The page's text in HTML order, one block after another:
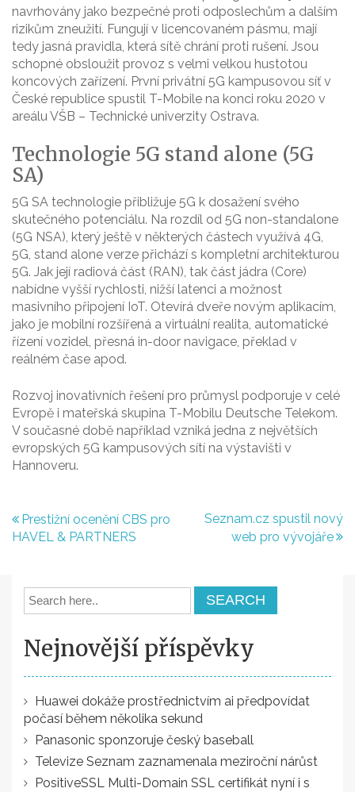
navrhovány jako bezpečné proti odposlechům a dalším
rizikům zneužití. Fungují v licencovaném pásmu, mají
tedy jasná pravidla, která sítě chrání proti rušení. Jsou
schopné obsloužit provoz s velmi velkou hustotou
koncových zařízení. První privátní 5G kampusovou síť v
České republice spustil T-Mobile na konci roku 2020 v
areálu VŠB – Technické univerzity Ostrava.
Technologie 5G stand alone (5G
SA)
5G SA technologie přibližuje 5G k dosažení svého
skutečného potenciálu. Na rozdíl od 5G non-standalone
(5G NSA), který ještě v některých částech využívá 4G,
5G, stand alone verze přichází s kompletní architekturou
5G. Jak její radiová část (RAN), tak část jádra (Core)
nabídne vyšší rychlosti, nižší latenci a možnost
masivního připojení IoT. Otevírá dveře novým aplikacím,
jako je mobilní rozšířená a virtuální realita, automatické
řízení vozidel, přesná in-door navigace, překlad v
reálném čase apod.
Rozvoj inovativních řešení pro průmysl podporuje v celé
Evropě i mateřská skupina T-Mobilu Deutsche Telekom.
V současné době například vzniká jedna z největších
evropských 5G kampusových sítí na výstavišti v
Hannoveru.
Navigace
pro
Prestižní ocenění CBS pro
HAVEL & PARTNERS
Seznam.cz spustil nový
web pro vývojáře
Nejnovější příspěvky
Huawei dokáže prostřednictvím ai předpovídat
počasí během několika sekund
Panasonic sponzoruje český baseball
Televize Seznam zaznamenala meziroční nárůst
PositiveSSL Multi-Domain SSL certifikát nyní i s